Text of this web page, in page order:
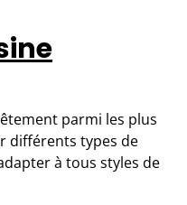
parmi les plus
différents types de
à tous styles de